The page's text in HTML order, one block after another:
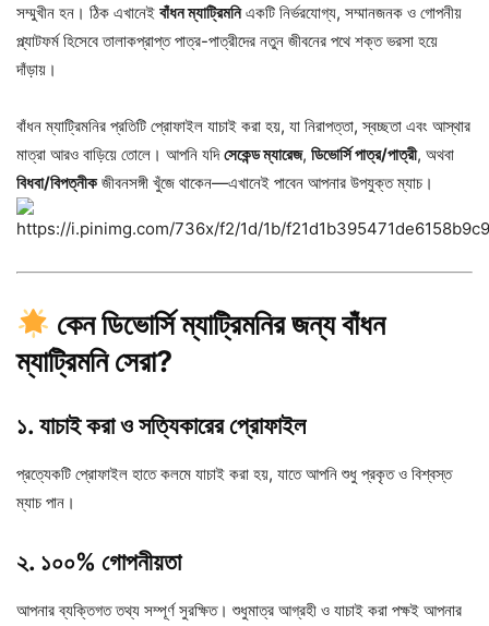
সম্মুখীন হন। ঠিক এখানেই বাঁধন ম্যাট্রিমনিএকটি নির্ভরযোগ্য, সম্মানজনক ও গোপনীয়
প্ল্যাটফর্ম হিসেবে তালাকপ্রাপ্ত পাত্র-পাত্রীদের নতুন জীবনের পথে শক্ত ভরসা হয়ে
দাঁড়ায়।
বাঁধন ম্যাট্রিমনির প্রতিটি প্রোফাইল যাচাই করা হয়, যা নিরাপত্তা, স্বচ্ছতা এবং আস্থার
মাত্রা আরও বাড়িয়ে তোলে। আপনি যদিসেকেন্ড ম্যারেজ, ডিভোর্সি পাত্র/পাত্রী, অথবা
বিধবা/বিপত্নীকজীবনসঙ্গী খুঁজে থাকেন—এখানেই পাবেন আপনার উপযুক্ত ম্যাচ।
কেন ডিভোর্সি ম্যাট্রিমনির জন্য বাঁধন
ম্যাট্রিমনি সেরা?
১. যাচাই করা ও সত্যিকারের প্রোফাইল
প্রত্যেকটি প্রোফাইল হাতে কলমে যাচাই করা হয়, যাতে আপনি শুধু প্রকৃত ও বিশ্বস্ত
ম্যাচ পান।
২. ১০০% গোপনীয়তা
আপনার ব্যক্তিগত তথ্য সম্পূর্ণ সুরক্ষিত। শুধুমাত্র আগ্রহী ও যাচাই করা পক্ষই আপনার